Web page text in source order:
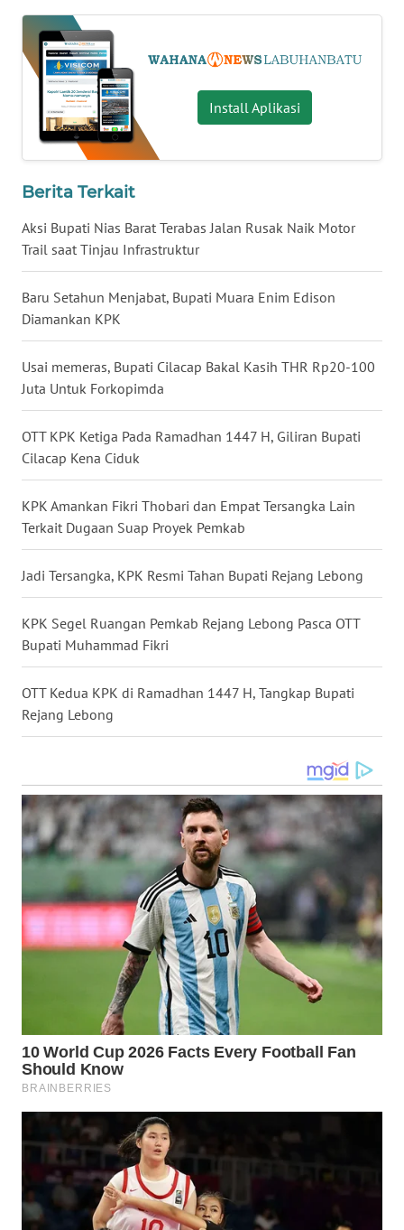
Install Aplikasi
Berita Terkait
Aksi Bupati Nias Barat Terabas Jalan Rusak Naik Motor
Trail saat Tinjau Infrastruktur
Baru Setahun Menjabat, Bupati Muara Enim Edison
Diamankan KPK
Usai memeras, Bupati Cilacap Bakal Kasih THR Rp20-100
Juta Untuk Forkopimda
OTT KPK Ketiga Pada Ramadhan 1447 H, Giliran Bupati
Cilacap Kena Ciduk
KPK Amankan Fikri Thobari dan Empat Tersangka Lain
Terkait Dugaan Suap Proyek Pemkab
Jadi Tersangka, KPK Resmi Tahan Bupati Rejang Lebong
KPK Segel Ruangan Pemkab Rejang Lebong Pasca OTT
Bupati Muhammad Fikri
OTT Kedua KPK di Ramadhan 1447 H, Tangkap Bupati
Rejang Lebong
WN
SULUT
WN
MALUKU
WN
DAIRI
DANAU
TOBA
WN
NIAS
WN
LANGKAT
WN
TAPANULI
SELATAN
LESUNG
KARO
WN
WN
LABUHANBATU
WN
TAPANULI
TENGAH
TEBING
TINGGI
WN
KARAWANG